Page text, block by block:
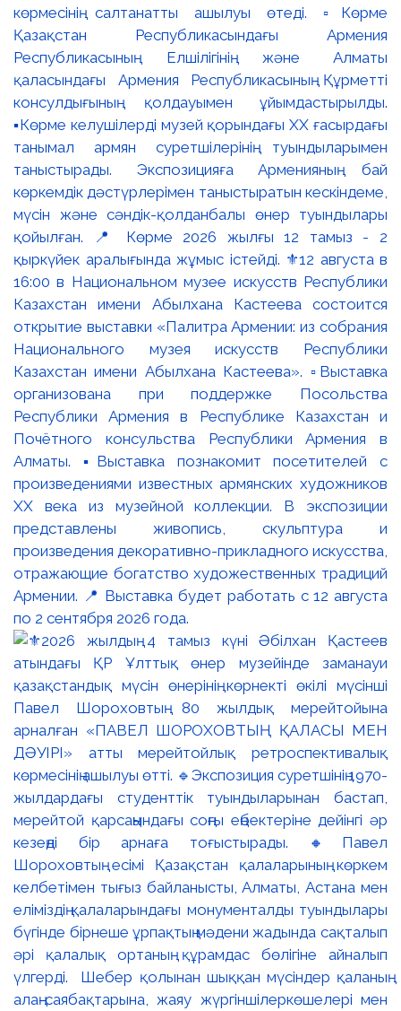
көрмесінің салтанатты ашылуы өтеді. ▫️Көрме
Қазақстан Республикасындағы Армения
Республикасының Елшілігінің және Алматы
қаласындағы Армения Республикасының Құрметті
консулдығының қолдауымен ұйымдастырылды.
▪️Көрме келушілерді музей қорындағы ХХ ғасырдағы
танымал армян суретшілерінің туындыларымен
таныстырады. Экспозицияға Арменияның бай
көркемдік дәстүрлерімен таныстыратын кескіндеме,
мүсін және сәндік-қолданбалы өнер туындылары
қойылған. 📍 Көрме 2026 жылғы 12 тамыз - 2
қыркүйек аралығында жұмыс істейді. ⚜️12 августа в
16:00 в Национальном музее искусств Республики
Казахстан имени Абылхана Кастеева состоится
открытие выставки «Палитра Армении: из собрания
Национального музея искусств Республики
Казахстан имени Абылхана Кастеева». ▫️Выставка
организована при поддержке Посольства
Республики Армения в Республике Казахстан и
Почётного консульства Республики Армения в
Алматы. ▪️Выставка познакомит посетителей с
произведениями известных армянских художников
XX века из музейной коллекции. В экспозиции
представлены живопись, скульптура и
произведения декоративно-прикладного искусства,
отражающие богатство художественных традиций
Армении. 📍 Выставка будет работать с 12 августа
по 2 сентября 2026 года.